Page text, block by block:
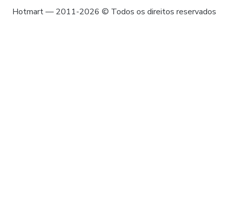
Hotmart — 2011-2026 © Todos os direitos reservados